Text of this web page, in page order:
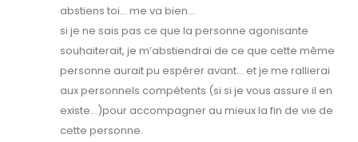
abstiens toi… me va bien…
si je ne sais pas ce que la personne agonisante
souhaiterait, je m’abstiendrai de ce que cette même
personne aurait pu espérer avant… et je me rallierai
aux personnels compétents (si si je vous assure il en
existe…)pour accompagner au mieux la fin de vie de
cette personne.